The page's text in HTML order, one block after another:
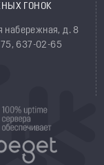
ГОНОК
набережная, д. 8
637-02-65